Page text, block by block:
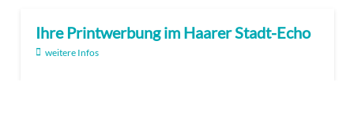
Ihre Printwerbung im Haarer Stadt-Echo
weitere Infos